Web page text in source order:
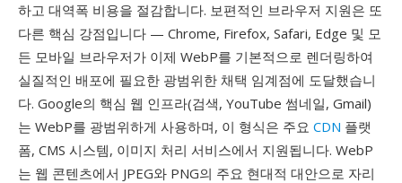
하고 대역폭 비용을 절감합니다. 보편적인 브라우저 지원은 또
다른 핵심 강점입니다 — Chrome, Firefox, Safari, Edge 및 모
든 모바일 브라우저가 이제 WebP를 기본적으로 렌더링하여
실질적인 배포에 필요한 광범위한 채택 임계점에 도달했습니
다. Google의 핵심 웹 인프라(검색, YouTube 썸네일, Gmail)
는 WebP를 광범위하게 사용하며, 이 형식은 주요 CDN 플랫
폼, CMS 시스템, 이미지 처리 서비스에서 지원됩니다. WebP
는 웹 콘텐츠에서 JPEG와 PNG의 주요 현대적 대안으로 자리